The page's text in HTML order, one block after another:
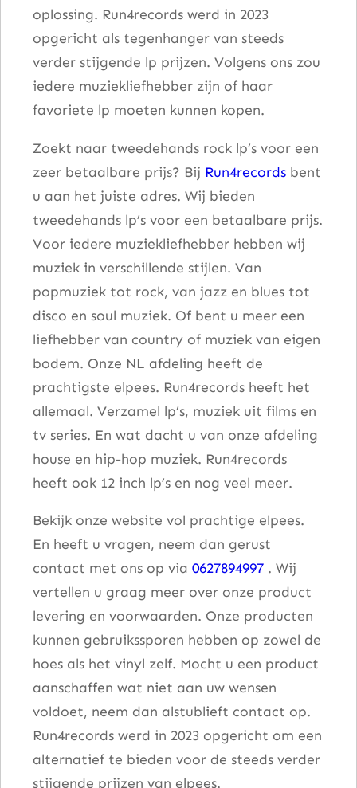
oplossing. Run4records werd in 2023
opgericht als tegenhanger van steeds
verder stijgende lp prijzen. Volgens ons zou
iedere muziekliefhebber zijn of haar
favoriete lp moeten kunnen kopen.
Zoekt naar tweedehands rock lp’s voor een
zeer betaalbare prijs? Bij Run4records bent
u aan het juiste adres. Wij bieden
tweedehands lp’s voor een betaalbare prijs.
Voor iedere muziekliefhebber hebben wij
muziek in verschillende stijlen. Van
popmuziek tot rock, van jazz en blues tot
disco en soul muziek. Of bent u meer een
liefhebber van country of muziek van eigen
bodem. Onze NL afdeling heeft de
prachtigste elpees. Run4records heeft het
allemaal. Verzamel lp’s, muziek uit films en
tv series. En wat dacht u van onze afdeling
house en hip-hop muziek. Run4records
heeft ook 12 inch lp’s en nog veel meer.
Bekijk onze website vol prachtige elpees.
En heeft u vragen, neem dan gerust
contact met ons op via 0627894997 . Wij
vertellen u graag meer over onze product
levering en voorwaarden. Onze producten
kunnen gebruikssporen hebben op zowel de
hoes als het vinyl zelf. Mocht u een product
aanschaffen wat niet aan uw wensen
voldoet, neem dan alstublieft contact op.
Run4records werd in 2023 opgericht om een
alternatief te bieden voor de steeds verder
stijgende prijzen van elpees.